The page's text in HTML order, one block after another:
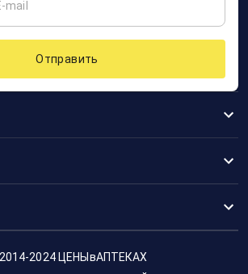
Отправить
2024 ЦЕНЫвАПТЕКАХ